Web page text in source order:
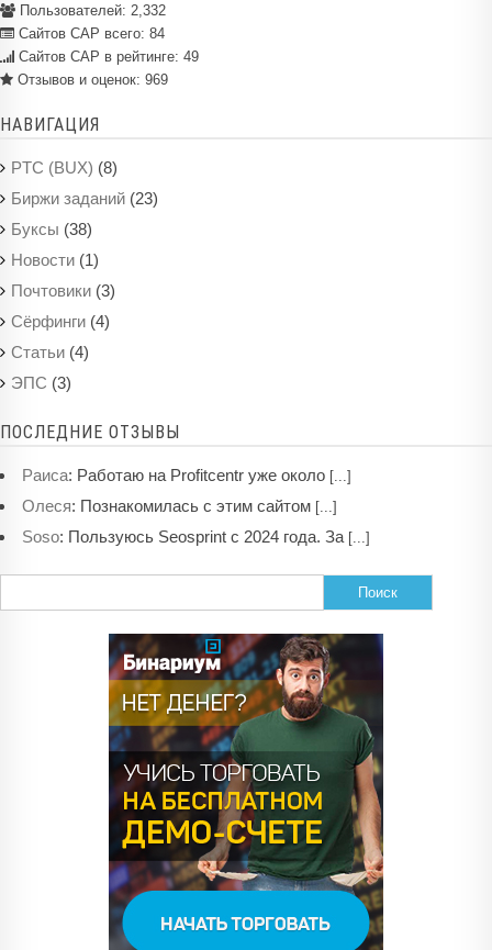
Пользователей: 2,332
Сайтов САР всего: 84
Сайтов САР в рейтинге: 49
Отзывов и оценок: 969
НАВИГАЦИЯ
PTC (BUX) (8)
Биржи заданий (23)
Буксы (38)
Новости (1)
Почтовики (3)
Сёрфинги (4)
Статьи (4)
ЭПС (3)
ПОСЛЕДНИЕ ОТЗЫВЫ
Раиса: Работаю на Profitcentr уже около [...]
Олеся: Познакомилась с этим сайтом [...]
Soso: Пользуюсь Seosprint с 2024 года. За [...]